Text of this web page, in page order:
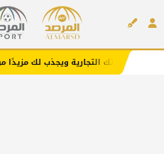
ويجذب لك مزيدًا من العملاء (اضغط